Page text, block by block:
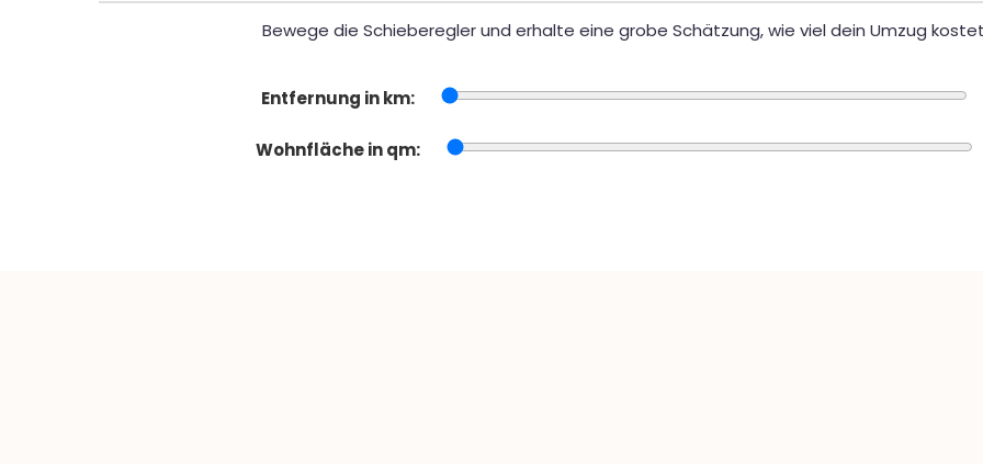
Bewege die Schieberegler und erhalte eine grobe Schätzung, wie viel dein Umzug
Entfernung in km:
Wohnfläche in qm: